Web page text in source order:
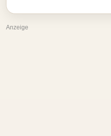
Anzeige